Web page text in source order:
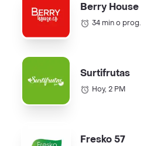
Berry House
34 min o prog.
Surtifrutas
Hoy, 2 PM
Fresko 57